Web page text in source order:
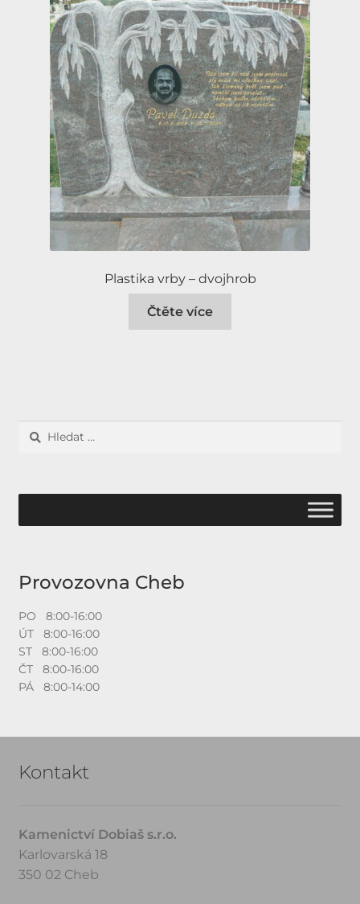
Plastika vrby – dvojhrob
Čtěte více
Vyhledávání
Provozovna Cheb
PO 8:00-16:00
ÚT 8:00-16:00
ST 8:00-16:00
ČT 8:00-16:00
PÁ 8:00-14:00
Kontakt
Kamenictví Dobiaš s.r.o.
Karlovarská 18
350 02 Cheb